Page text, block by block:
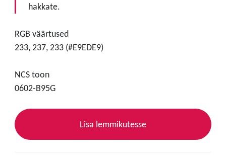
hakkate.
RGB väärtused
233, 237, 233 (#E9EDE9)
NCS toon
0602-B95G
Lisa lemmikutesse